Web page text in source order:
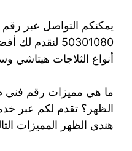
يمكنكم التواصل عبر
50301080
أنواع الثلاجات هيتاشي
ما هي مميزات رقم فني
الظهر؟ تقدم لكم عبر
هندي الظهر المميزات